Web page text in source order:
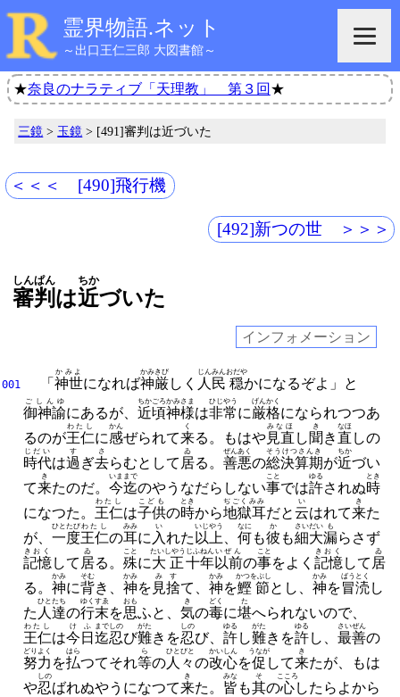
霊界物語.ネット
～出口王仁三郎 大図書館～
★奈良のナラティブ「天理教」 第３回 ★
三鏡 > 玉鏡 > [491]審判は近づいた
＜＜＜ [490]飛行機
[492]新つの世 ＞＞＞
審判
しんぱん
は近
ちか
づいた
インフォメーション
001 「神世
かみよ
になれば神
かみ
厳
きび
しく 人民
じんみん
穏
おだや
かになるぞよ」と
御神諭
ごしんゆ
にあるが、 近頃
ちかごろ
神様
かみさま
は非常
ひじやう
に厳格
げんかく
になられつつあ
るのが王仁
わたし
に感
かん
ぜられて来
く
る。 もはや見直
みなほ
し聞
き
き直
なほ
しの
時代
じだい
は過
す
ぎ去
さ
らむとして 居
ゐ
る。 善悪
ぜんあく
の総決算期
そうけつさんき
が近
ちか
づい
て来
き
たのだ。 今迄
いままで
のやうなだらしない事
こと
では許
ゆる
されぬ時
とき
になつた。 王仁
わたし
は子供
こども
の時
とき
から地獄耳
ぢごくみみ
だと云
い
はれて来
き
た
が、 一度
ひとたび
王仁
わたし
の耳
みみ
に 入
い
れた 以上
いじやう
何
なに
も彼
か
も細大
さいだい
漏
も
らさず
記憶
きおく
して 居
ゐ
る。 殊
こと
に大正
たいしやう
十年
じふねん
以前
いぜん
の事
こと
をよく 記憶
きおく
して 居
ゐ
る。 神
かみ
に背
そむ
き、 神
かみ
を 見捨
みす
て、 神
かみ
を鰹節
かつをぶし
とし、 神
かみ
を冒涜
ばうとく
し
た 人達
ひとたち
の行末
ゆくすゑ
を思
おも
ふと、 気
き
の毒
どく
に堪
た
へられないので、
王仁
わたし
は今日
けふ
迄
まで
忍
しの
び難
がた
きを忍
しの
び、 許
ゆる
し難
がた
きを許
ゆる
し、 最善
さいぜん
の
努力
どりよく
を払
はら
つてそれ等
ら
の人々
ひとびと
の改心
かいしん
を促
うなが
して来
き
たが、
もは
や忍
しの
ばれぬやうになつて来
き
た。 皆
みな
も其
そ
の心
こころ
したらよから